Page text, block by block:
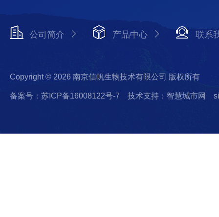
公司简介 产品中心 联系
Copyright © 2026 南京信帆生物技术有限公司 版权所有
备案号：苏ICP备16008122号-7 技术支持：智慧城市网